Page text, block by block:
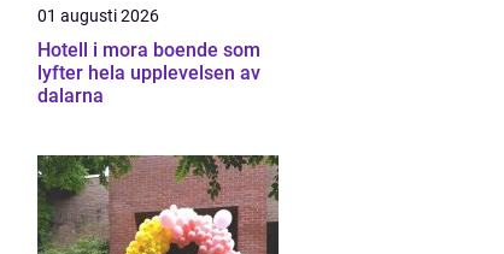
01 augusti 2026
Hotell i mora boende som
lyfter hela upplevelsen av
dalarna